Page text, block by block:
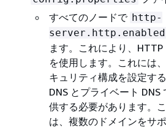
すべてのノードで http-
server.http.enabled
ます。これにより、
を使用します。これには
キュリティ構成を設定す
DNS とプライベート
供する必要があります。
は、複数のドメインをサ